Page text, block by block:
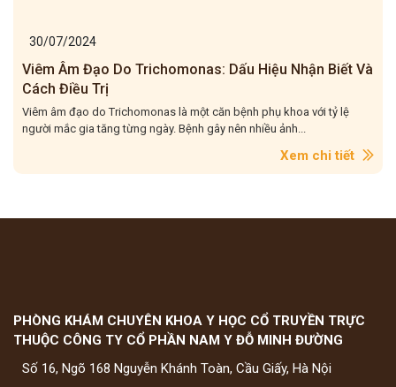
30/07/2024
Viêm Âm Đạo Do Trichomonas: Dấu Hiệu Nhận Biết Và
Cách Điều Trị
Viêm âm đạo do Trichomonas là một căn bệnh phụ khoa với tỷ lệ
người mắc gia tăng từng ngày. Bệnh gây nên nhiều ảnh...
Xem chi tiết
PHÒNG KHÁM CHUYÊN KHOA Y HỌC CỔ TRUYỀN TRỰC
THUỘC CÔNG TY CỔ PHẦN NAM Y ĐỖ MINH ĐƯỜNG
Số 16, Ngõ 168 Nguyễn Khánh Toàn, Cầu Giấy, Hà Nội